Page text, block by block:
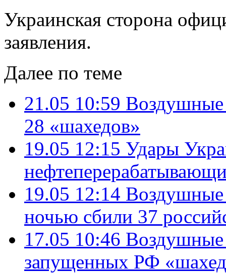
Украинская сторона
заявления.
Далее по теме
21.05 10:59
28 «шахедов»
19.05 12:15 Удары
19.05 12:14
ночью сбили 37
17.05 10:46
запущенных РФ